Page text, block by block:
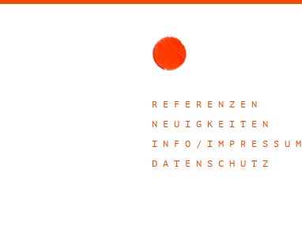
R E F E R E N Z E N
N E U I G K E I T E N
I N F O / I M P R E S S U M
D A T E N S C H U T Z